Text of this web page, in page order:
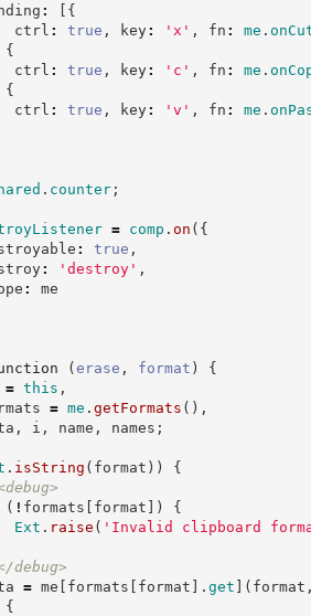
: [ {
: true , key: ' x ' , fn : me .
{
: true , key: ' c ' , fn : me .
{
: true , key: ' v ' , fn : me .
. counter;
= comp . on ( {
: true ,
: ' destroy' ,
:
me
(erase , format )
{
= this ,
= me . getFormats ( ) ,
, i , name , names ;
. isString ( format ) )
{
( ! formats [ format ] )
{
Ext . raise ( ' Invalid clipboard
debug>
= me [ formats [ format ] . get ] ( format
{